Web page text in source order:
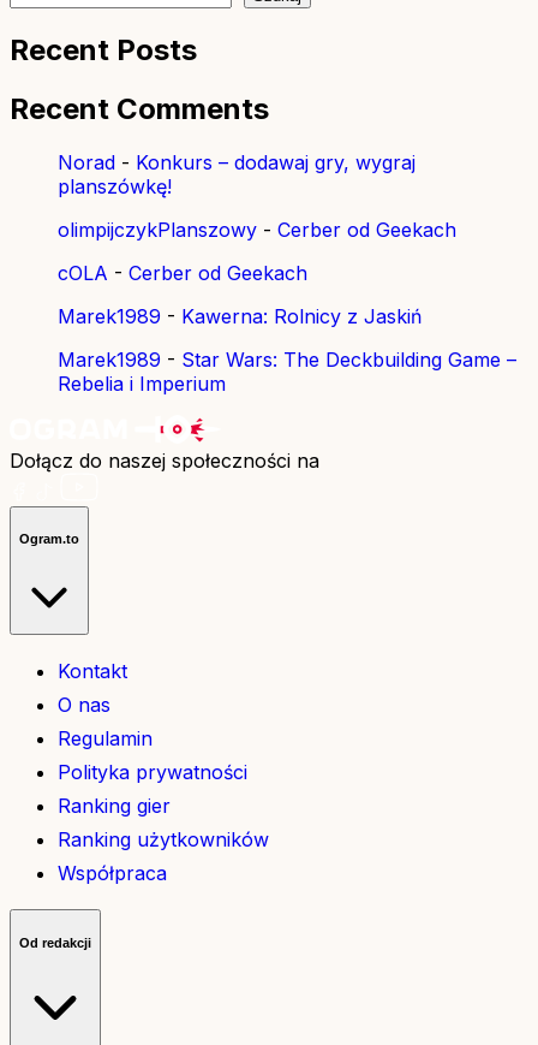
Recent Posts
Recent Comments
Norad - Konkurs – dodawaj gry, wygraj
planszówkę!
olimpijczykPlanszowy - Cerber od Geekach
cOLA - Cerber od Geekach
Marek1989 - Kawerna: Rolnicy z Jaskiń
Marek1989 - Star Wars: The Deckbuilding Game –
Rebelia i Imperium
Dołącz do naszej społeczności na
Ogram.to
Kontakt
O nas
Regulamin
Polityka prywatności
Ranking gier
Ranking użytkowników
Współpraca
Od redakcji